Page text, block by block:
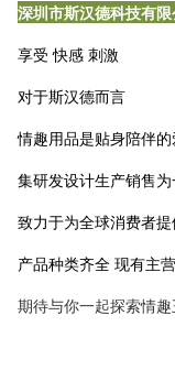
深圳市斯汉德科技有限
享受 快感 刺激
对于斯汉德而言
情趣用品是贴身陪伴
集研发设计生产销售
致力于为全球消费者
产品种类齐全 现有主
期待与你一起探索情趣